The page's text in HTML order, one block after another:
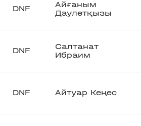
DNF
Айғаным
Даулетқызы
DNF
Салтанат
Ибраим
DNF Айтуар Кеңес